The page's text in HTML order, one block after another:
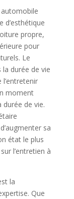
d’esthétique
propre,
pour
Le
durée de vie
moment
de vie.
sa
état le plus
l’entretien à
la
Que